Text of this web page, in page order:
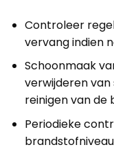
Controleer
vervang indien
Schoonmaak
verwijderen
reinigen van
Periodieke